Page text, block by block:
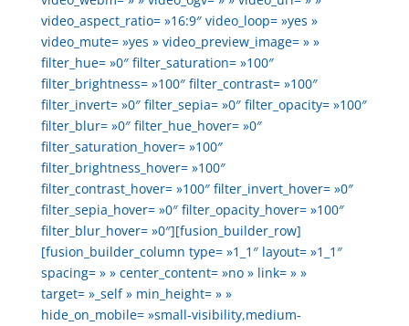
video_aspect_ratio= »16:9″ video_loop= »yes »
video_mute= »yes » video_preview_image= » »
filter_hue= »0″ filter_saturation= »100″
filter_brightness= »100″ filter_contrast= »100″
filter_invert= »0″ filter_sepia= »0″ filter_opacity= »100″
filter_blur= »0″ filter_hue_hover= »0″
filter_saturation_hover= »100″
filter_brightness_hover= »100″
filter_contrast_hover= »100″ filter_invert_hover= »0″
filter_sepia_hover= »0″ filter_opacity_hover= »100″
filter_blur_hover= »0″][fusion_builder_row]
[fusion_builder_column type= »1_1″ layout= »1_1″
spacing= » » center_content= »no » link= » »
target= »_self » min_height= » »
hide_on_mobile= »small-visibility,medium-